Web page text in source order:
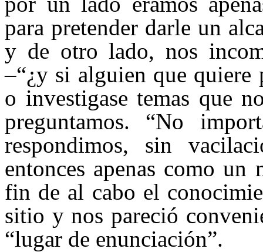
para pretender darle un
y de otro lado, nos
–“¿y si alguien que quiere
o investigase temas que
preguntamos. “No
respondimos, sin
entonces apenas como
fin de al cabo el
sitio y nos pareció
“lugar de enunciación”.